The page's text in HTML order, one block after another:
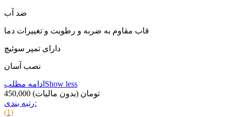
ضد آب
قاب مقاوم به ضربه و رطوبت و تغییرات دما
دارای تمپر سوئیچ
نصب آسان
ادامه مطلب Show less
450,000 تومان (بدون مالیات)
رتبه بندی:
(1)